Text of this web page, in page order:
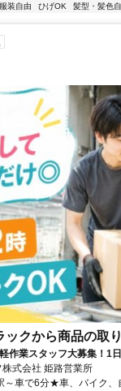
服装自由 ひげOK 髪型・髪色
クから商品の取
作業スタッフ大募集！1
リです◎
式会社 姫路営業所
～車で6分★車、バイク、